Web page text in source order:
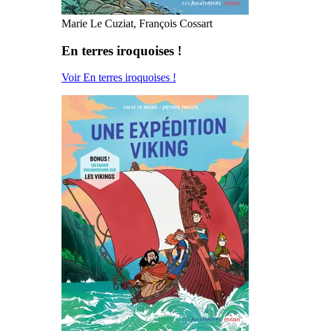
Marie Le Cuziat, François Cossart
En terres iroquoises !
Voir En terres iroquoises !